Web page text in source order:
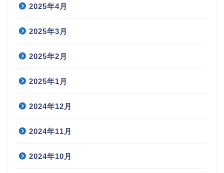
2025年4月
2025年3月
2025年2月
2025年1月
2024年12月
2024年11月
2024年10月